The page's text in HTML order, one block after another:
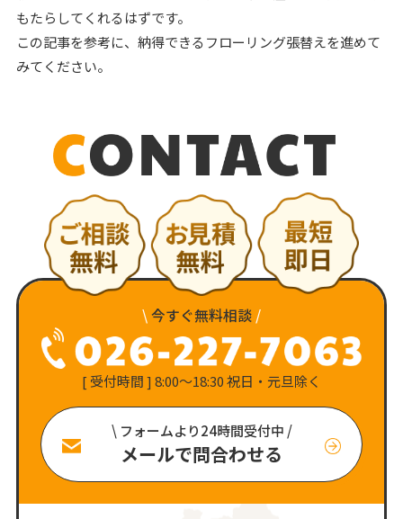
もたらしてくれるはずです。
この記事を参考に、納得できるフローリング張替えを進めて
みてください。
\今すぐ無料相談 /
[ 受付時間 ] 8:00〜18:30 祝日・元旦除く
\ フォームより24時間受付中 /
メールで問合わせる